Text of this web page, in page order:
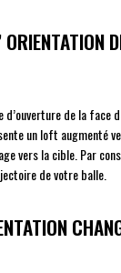
ORIENTATION
d’ouverture de la face
un loft augmenté
vers la cible. Par
de votre balle.